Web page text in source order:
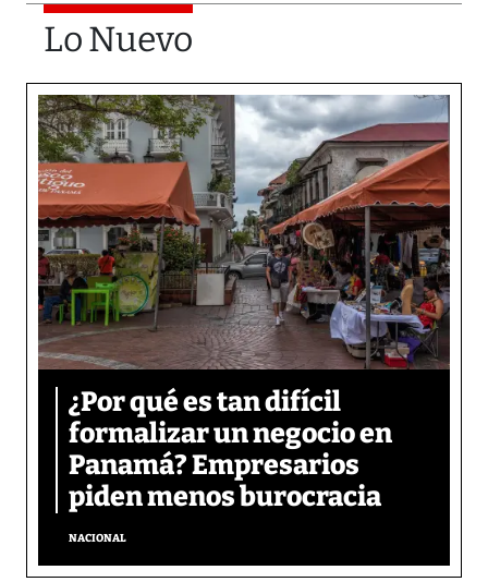
Lo Nuevo
¿Por qué es tan difícil
formalizar un negocio en
Panamá? Empresarios
piden menos burocracia
NACIONAL